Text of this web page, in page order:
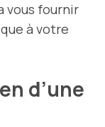
vous fournir
à votre
d’une